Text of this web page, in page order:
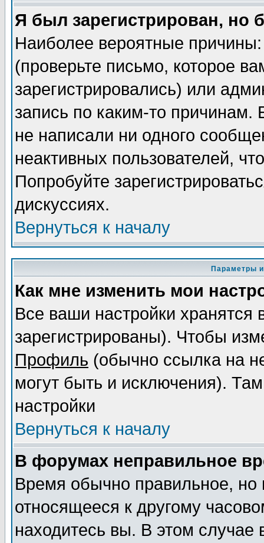
Я был зарегистрирован, но
Наиболее вероятные
(проверьте письмо, которое
зарегистрировались) или
запись по каким-то
не написали ни одного
неактивных пользователей,
Попробуйте
дискуссиях.
Вернуться к началу
Параметры
Как мне изменить мои
Все ваши настройки
зарегистрированы). Чтобы
Профиль (обычно ссылка на
могут быть и исключения).
настройки
Вернуться к началу
В форумах неправильное
Время обычно правильное,
относящееся к другому
находитесь вы. В этом